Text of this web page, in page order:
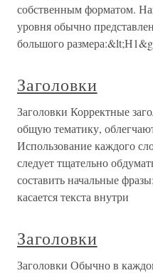
собственным форматом.
уровня обычно
большого
Заголовки
Заголовки Корректные
общую тематику,
Использование каждого
следует тщательно
составить начальные
касается текста внутри
Заголовки
Заголовки Обычно в